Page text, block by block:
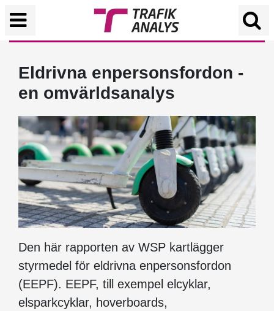
Eldrivna enpersonsfordon -
en omvärldsanalys
Den här rapporten av WSP kartlägger
styrmedel för eldrivna enpersonsfordon
(EEPF). EEPF, till exempel elcyklar,
elsparkcyklar, hoverboards,